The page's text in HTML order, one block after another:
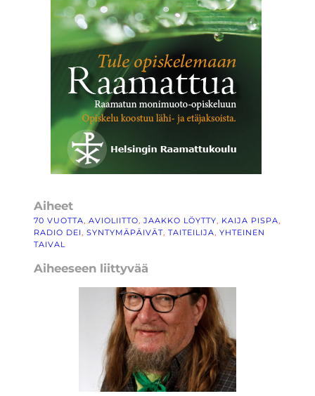
Aiheet
70 VUOTTA AVIOLIITTO JAAKKO LÖYTTY KAIJA PISPA
RADIO DEI
SYNTYMÄPÄIVÄT TAITEILIJA YHTEINEN
TAIVAL
Aiheeseen liittyvää